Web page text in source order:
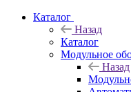
Каталог
Назад
Каталог
Модульное
Назад